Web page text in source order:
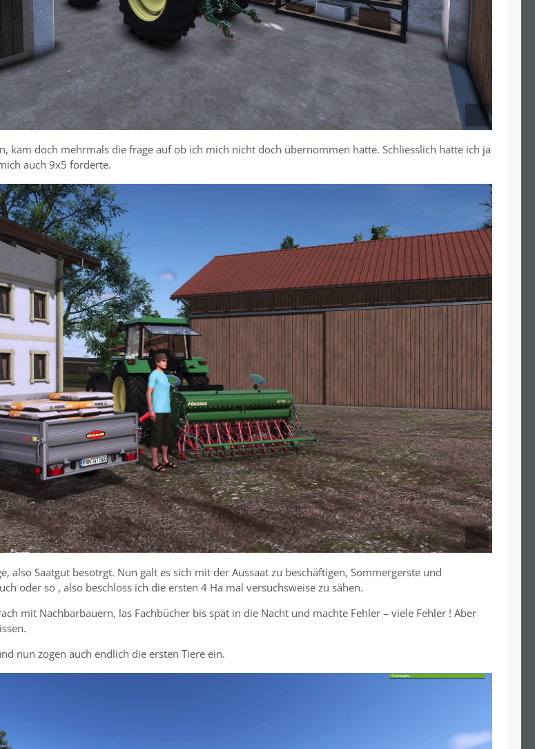
kam doch mehrmals die frage auf ob ich mich nicht doch übernommen hatte. Schliesslich hatte ich ja
auch 9x5 forderte.
also Saatgut besotrgt. Nun galt es sich mit der Aussaat zu beschäftigen, Sommergerste und
oder so , also beschloss ich die ersten 4 Ha mal versuchsweise zu sähen.
mit Nachbarbauern, las Fachbücher bis spät in die Nacht und machte Fehler – viele Fehler ! Aber
nun zogen auch endlich die ersten Tiere ein.